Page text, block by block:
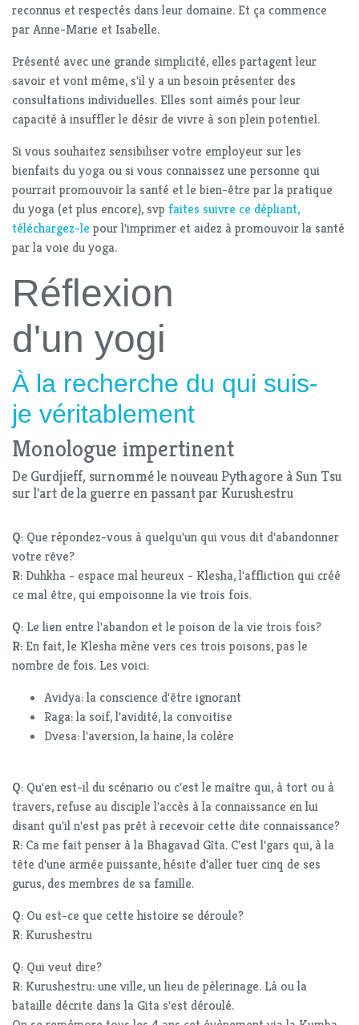
reconnus et respectés dans leur domaine. Et ça commence
par Anne-Marie et Isabelle.
Présenté avec une grande simplicité, elles partagent leur
savoir et vont même, s'il y a un besoin présenter des
consultations individuelles. Elles sont aimés pour leur
capacité à insuffler le désir de vivre à son plein potentiel.
Si vous souhaitez sensibiliser votre employeur sur les
bienfaits du yoga ou si vous connaissez une personne qui
pourrait promouvoir la santé et le bien-être par la pratique
du yoga (et plus encore), svp faites suivre ce dépliant,
téléchargez-le pour l'imprimer et aidez à promouvoir la santé
par la voie du yoga.
Réflexion
d'un yogi
À la recherche du qui suis-
je véritablement
Monologue impertinent
De Gurdjieff, surnommé le nouveau Pythagore à Sun Tsu
sur l'art de la guerre en passant par Kurushestru
Q: Que répondez-vous à quelqu'un qui vous dit d'abandonner
votre rêve?
R: Duhkha - espace mal heureux - Klesha, l'affliction qui créé
ce mal être, qui empoisonne la vie trois fois.
Q: Le lien entre l'abandon et le poison de la vie trois fois?
R: En fait, le Klesha mène vers ces trois poisons, pas le
nombre de fois. Les voici:
Avidya: la conscience d'être ignorant
Raga: la soif, l'avidité, la convoitise
Dvesa: l'aversion, la haine, la colère
Q: Qu'en est-il du scénario ou c'est le maître qui, à tort ou à
travers, refuse au disciple l'accès à la connaissance en lui
disant qu'il n'est pas prêt à recevoir cette dite connaissance?
R: Ca me fait penser à la Bhagavad Gîta. C'est l'gars qui, à la
tête d'une armée puissante, hésite d'aller tuer cinq de ses
gurus, des membres de sa famille.
Q: Ou est-ce que cette histoire se déroule?
R: Kurushestru
Q: Qui veut dire?
R: Kurushestru: une ville, un lieu de pèlerinage. Là ou la
bataille décrite dans la Gita s'est déroulé.